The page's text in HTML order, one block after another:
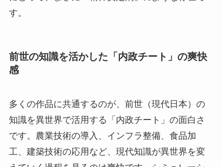
す。
前世の知識を活かした「内政チート」の爽快
感
多くの作品に共通するのが、前世（現代日本）の
知識を異世界で活用する「内政チート」の面白さ
です。農業技術の導入、インフラ整備、食品加
工、建築技術の応用など、現代知識が異世界を変